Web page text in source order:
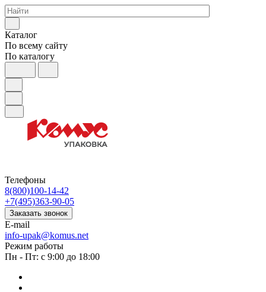
Каталог
По всему сайту
По каталогу
Телефоны
8(800)100-14-42
+7(495)363-90-05
Заказать звонок
E-mail
info-upak@komus.net
Режим работы
Пн - Пт: с 9:00 до 18:00